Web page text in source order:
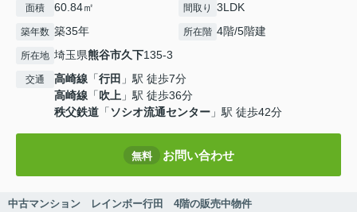
面積 60.84㎡ 間取り 3LDK
築年数 築35年 所在階 4階/5階建
所在地 埼玉県熊谷市久下135-3
交通 高崎線 「行田 」駅 徒歩7分
高崎線 「吹上 」駅 徒歩36分
秩父鉄道 「 ソシオ流通センター 」駅 徒歩42分
無料 お問い合わせ
中古マンション レインボー行田 4階の販売中物件